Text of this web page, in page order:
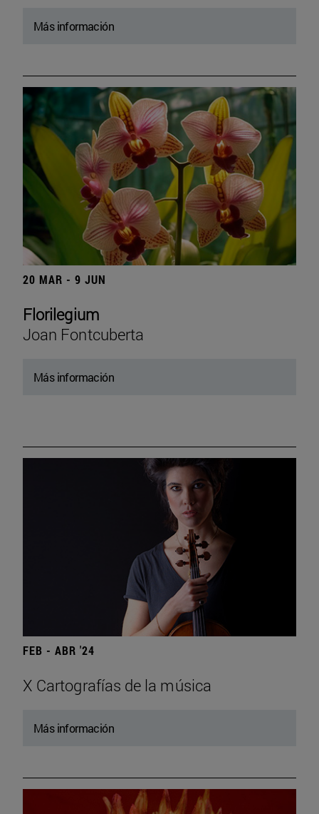
Más información
20 MAR - 9 JUN
Florilegium
Joan Fontcuberta
Más información
FEB - ABR '24
X Cartografías de la música
Más información